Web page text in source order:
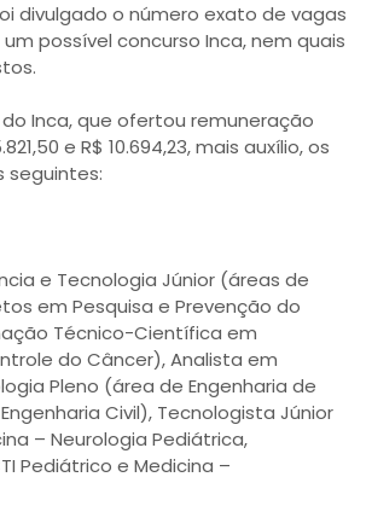
divulgado o número exato de vagas
possível concurso Inca, nem quais
Inca, que ofertou remuneração
e R$ 10.694,23, mais auxílio, os
seguintes:
e Tecnologia Júnior (áreas de
em Pesquisa e Prevenção do
Técnico-Científica em
do Câncer), Analista em
Pleno (área de Engenharia de
Civil), Tecnologista Júnior
– Neurologia Pediátrica,
Pediátrico e Medicina –